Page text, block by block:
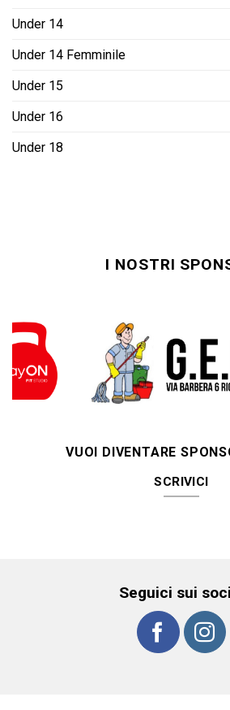
Under 14
Under 14 Femminile
Under 15
Under 16
Under 18
I NOSTRI
VUOI DIVENTARE
SCRIVICI
Seguici sui